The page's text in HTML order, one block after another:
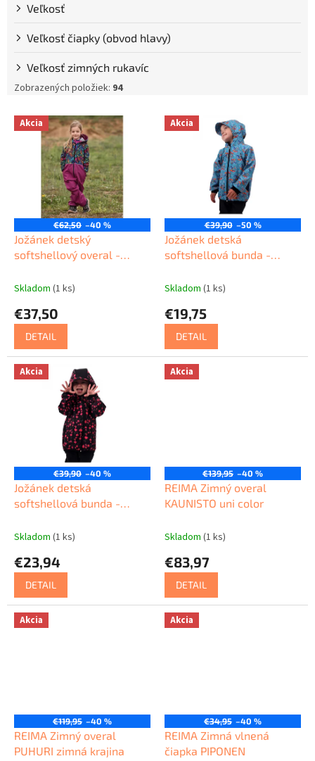
Veľkosť
Veľkosť čiapky (obvod hlavy)
Veľkosť zimných rukavíc
Zobrazených položiek: 94
V Akcia
€62,50 –40 %
Jožánek detský
softshellový overal -
Skladom (1 ks)
€37,50
DETAIL
Akcia
€39,90 –50 %
Jožánek detská
softshellová bunda -
Skladom (1 ks)
€19,75
DETAIL
Akcia
€39,90 –40 %
Jožánek detská
softshellová bunda -
Skladom (1 ks)
€23,94
DETAIL
Akcia
€139,95 –40 %
REIMA Zimný overal
KAUNISTO uni color
Skladom (1 ks)
€83,97
DETAIL
Akcia
€119,95 –40 %
REIMA Zimný overal
PUHURI zimná krajina
Akcia
€34,95 –40 %
REIMA Zimná vlnená
čiapka PIPONEN